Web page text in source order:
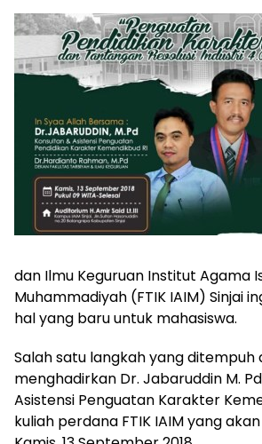
dan Ilmu Keguruan Institut Agama
Muhammadiyah (FTIK IAIM) Sinjai
hal yang baru untuk mahasiswa.
Salah satu langkah yang ditempuh
menghadirkan Dr. Jabaruddin M.
Asistensi Penguatan Karakter
kuliah perdana FTIK IAIM yang